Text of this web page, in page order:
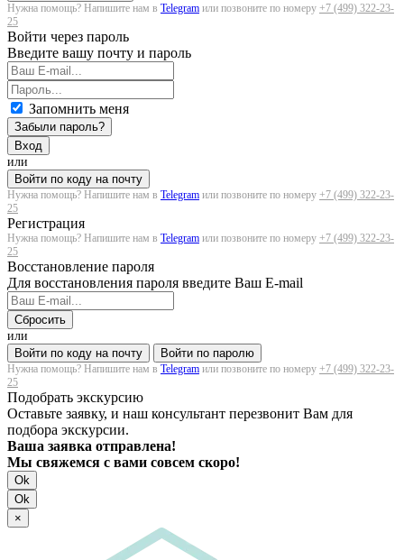
Нужна помощь? Напишите нам в Telegram или позвоните по номеру +7 (499) 322-23-
25
Войти через пароль
Введите вашу почту и пароль
Запомнить меня
Забыли пароль?
Вход
или
Войти по коду на почту
Нужна помощь? Напишите нам в Telegram или позвоните по номеру +7 (499) 322-23-
25
Регистрация
Нужна помощь? Напишите нам в Telegram или позвоните по номеру +7 (499) 322-23-
25
Восстановление пароля
Для восстановления пароля введите Ваш E-mail
Сбросить
или
Войти по коду на почту
Войти по паролю
Нужна помощь? Напишите нам в Telegram или позвоните по номеру +7 (499) 322-23-
25
Подобрать экскурсию
Оставьте заявку, и наш консультант перезвонит Вам для
подбора экскурсии.
Ваша заявка отправлена!
Мы свяжемся с вами совсем скоро!
Ok
Ok
×